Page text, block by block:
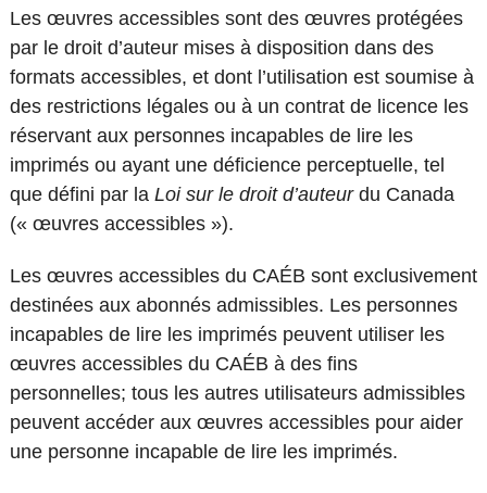
Les œuvres accessibles sont des œuvres protégées
par le droit d’auteur mises à disposition dans des
formats accessibles, et dont l’utilisation est soumise à
des restrictions légales ou à un contrat de licence les
réservant aux personnes incapables de lire les
imprimés ou ayant une déficience perceptuelle, tel
que défini par la Loi sur le droit d’auteurdu Canada
(« œuvres accessibles »).
Les œuvres accessibles du CAÉB sont exclusivement
destinées aux abonnés admissibles. Les personnes
incapables de lire les imprimés peuvent utiliser les
œuvres accessibles du CAÉB à des fins
personnelles; tous les autres utilisateurs admissibles
peuvent accéder aux œuvres accessibles pour aider
une personne incapable de lire les imprimés.